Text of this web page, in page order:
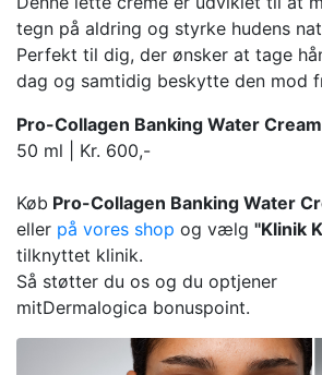
tegn på aldring og styrke hudens
Perfekt til dig, der ønsker at tage
dag og samtidig beskytte den mod
Pro-Collagen Banking Water Cream
50 ml | Kr. 600,-
Køb Pro-Collagen Banking Water
eller på vores shop og vælg "Klinik
tilknyttet klinik.
Så støtter du os og du optjener
mitDermalogica bonuspoint.